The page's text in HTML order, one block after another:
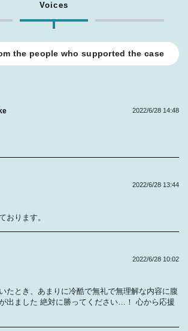
Voices
the people who supported the case
2022/6/28 14:48
おります。
2022/6/28 13:44
たとき、あまりに冷酷で無礼で無理解な内容に腹
出ました 絶対に勝ってください…！ 心から応援
2022/6/28 10:02